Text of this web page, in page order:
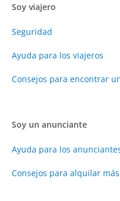
Soy viajero
Seguridad
Ayuda para los viajeros
Consejos para encontrar
Soy un anunciante
Ayuda para los
Consejos para alquilar más